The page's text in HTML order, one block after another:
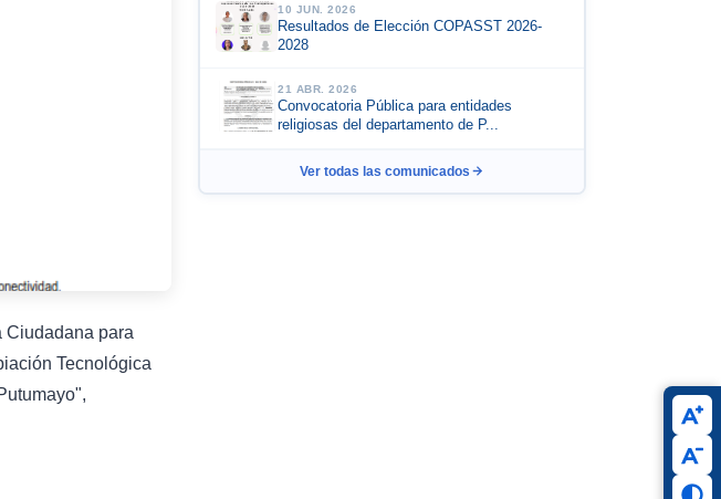
Ciudadana para
Tecnológica
10 JUN. 2026
Resultados de Elección COPASST 2026-
2028
21 ABR. 2026
Convocatoria Pública para entidades
religiosas del departamento de P...
Ver todas las comunicados